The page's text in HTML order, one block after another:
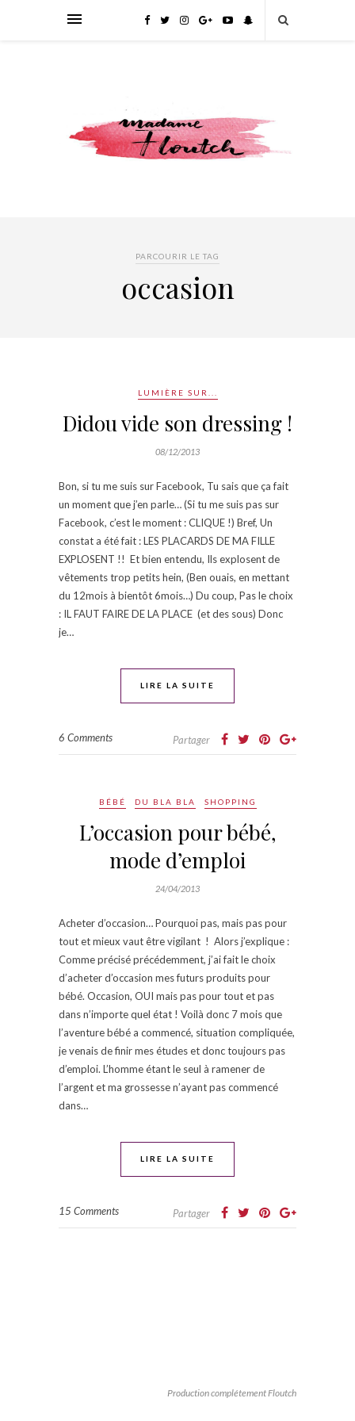
PARCOURIR LE TAG
occasion
LUMIÈRE SUR...
Didou vide son dressing !
08/12/2013
Bon, si tu me suis sur Facebook, Tu sais que ça fait
un moment que j’en parle… (Si tu me suis pas sur
Facebook, c’est le moment : CLIQUE !) Bref, Un
constat a été fait : LES PLACARDS DE MA FILLE
EXPLOSENT !! Et bien entendu, Ils explosent de
vêtements trop petits hein, (Ben ouais, en mettant
du 12mois à bientôt 6mois…) Du coup, Pas le choix
: IL FAUT FAIRE DE LA PLACE (et des sous) Donc
je…
LIRE LA SUITE
6 Comments Partager
BÉBÉ DU BLA BLA SHOPPING
L’occasion pour bébé,
mode d’emploi
24/04/2013
Acheter d’occasion… Pourquoi pas, mais pas pour
tout et mieux vaut être vigilant ! Alors j’explique :
Comme précisé précédemment, j’ai fait le choix
d’acheter d’occasion mes futurs produits pour
bébé. Occasion, OUI mais pas pour tout et pas
dans n’importe quel état ! Voilà donc 7 mois que
l’aventure bébé a commencé, situation compliquée,
je venais de finir mes études et donc toujours pas
d’emploi. L’homme étant le seul à ramener de
l’argent et ma grossesse n’ayant pas commencé
dans…
LIRE LA SUITE
15 Comments Partager
Production complétement Floutch